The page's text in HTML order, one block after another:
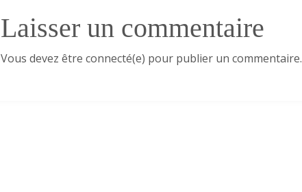
Laisser un commentaire
Vous devez être connecté(e) pour publier un commentaire.